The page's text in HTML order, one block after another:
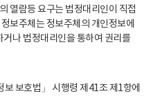
열람등 요구는 법정대리인이 직접
보주체는 정보주체의 개인정보에
나 법정대리인을 통하여 권리를
보호법」 시행령 제41조 제1항에